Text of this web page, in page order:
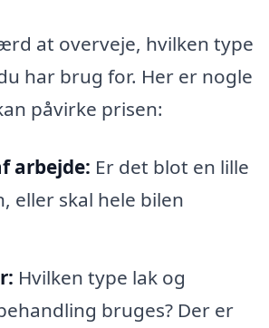
at overveje, hvilken type
har brug for. Her er nogle
påvirke prisen:
arbejde: Er det blot en lille
eller skal hele bilen
Hvilken type lak og
bruges? Der er